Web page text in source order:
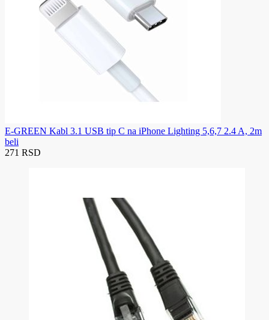
E-GREEN Kabl 3.1 USB tip C na iPhone Lighting 5,6,7 2.4 A, 2m
beli
271 RSD